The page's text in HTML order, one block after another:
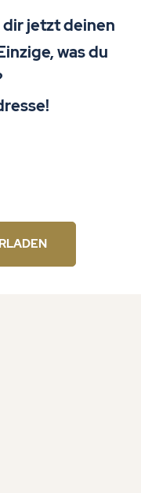
dir jetzt deinen
was du